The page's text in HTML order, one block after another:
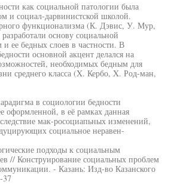
как социальной патологии была
и социал-дарвинистской школой.
функционализма (К. Дэвис, У. Мур,
основу социальной
ее бедных слоев в частности. В
основной акцент делался на
необходимых бедным для
среднего класса (X. Кербо, X. Род-ман,
в социологии бедности
оформленной, в её рамках данная
мак-росоциапьных изменений,
социальное неравен-
подходы к социальным
// Конструирование социальных проблем
- Казань: Изд-во Казанского
37